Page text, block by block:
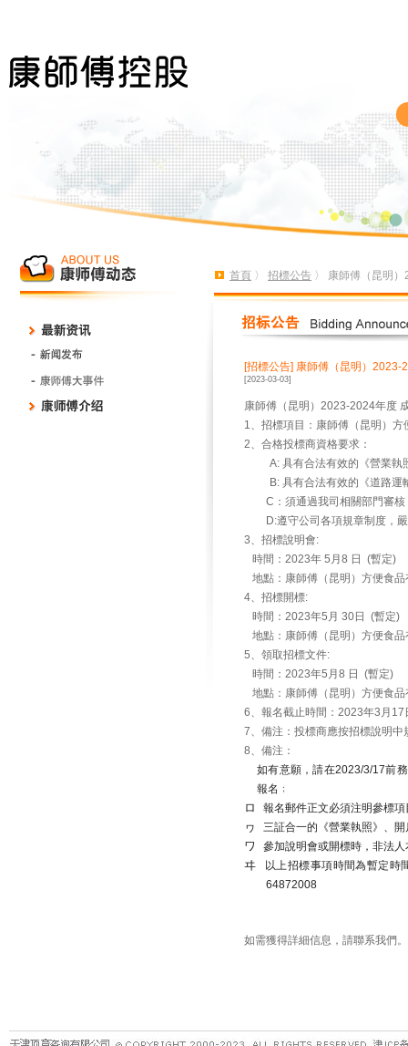
首頁 〉 招標公告 〉 康師傅（昆明
[招標公告] 康師傅（昆明）2023-
[2023-03-03]
康師傅（昆明） 2023-2024年度
1、招標項目：康師傅（昆明）
2、合格投標商資格要求：
A: 具有合法有效的《營業執
B: 具有合法有效的《道路運
C ：須通過我司相關部門審核
D:遵守公司各項規章制度，
3、招標說明會:
時間： 2023年 5 月 8 日 (暫定)
地點：康師傅（昆明）方便食
4、招標開標:
時間： 2023年5 月 30日 (暫定)
地點：康師傅（昆明）方便食
5、領取招標文件:
時間： 2023年5 月 8 日 (暫定)
地點：康師傅（昆明）方便食
6、報名截止時間： 2023年3 月 17
7、備注：投標商應按招標說明
8、備注：
如有意願，請在2023/3/17前
報名 ﹔
ロ 報名郵件正文必須注明參標
ヮ 三証合一的《營業執照》、
ワ 參加說明會或開標時，非法
ヰ
以上招標事項時間為暫定時
64872008
如需獲得詳細信息，請聯系我們。